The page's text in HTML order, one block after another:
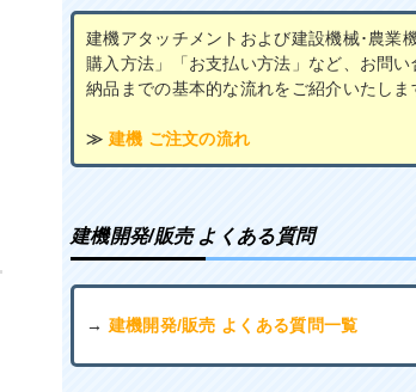
建機アタッチメントおよび建設機械･農業
購入方法」「お支払い方法」など、お問い
納品までの基本的な流れをご紹介いたしま
≫ 建機 ご注文の流れ
建機開発/販売 よくある質問
→ 建機開発/販売 よくある質問一覧